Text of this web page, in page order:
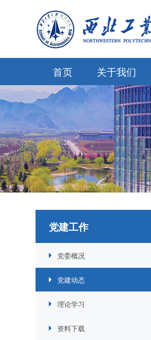
首页 关于我们
党建工作
党委概况
党建动态
理论学习
资料下载